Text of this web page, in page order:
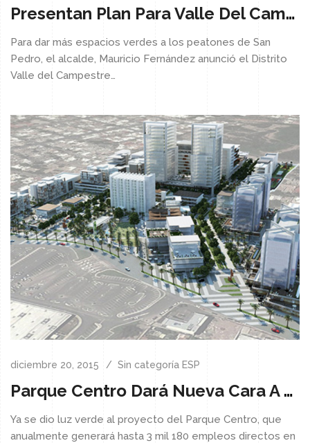
Presentan Plan Para Valle Del Campestre
Para dar más espacios verdes a los peatones de San
Pedro, el alcalde, Mauricio Fernández anunció el Distrito
Valle del Campestre…
diciembre 20, 2015 Sin categoría ESP
Parque Centro Dará Nueva Cara A Saltillo
Ya se dio luz verde al proyecto del Parque Centro, que
anualmente generará hasta 3 mil 180 empleos directos en